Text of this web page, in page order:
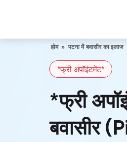
content
Ka
होम » पटना में बवासीर का इलाज
*फ्री अपॉइंटमेंट*
*फ्री
बवासीर